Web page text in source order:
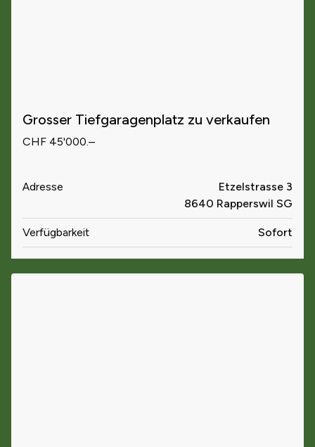
Grosser Tiefgaragenplatz zu verkaufen
CHF 45'000.–
Adresse
Etzelstrasse 3
8640 Rapperswil SG
Verfügbarkeit Sofort